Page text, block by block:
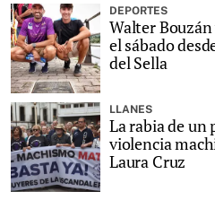
DEPORTES
Walter
el sábado
del Sella
LLANES
La rabia de un
violencia
Laura Cruz